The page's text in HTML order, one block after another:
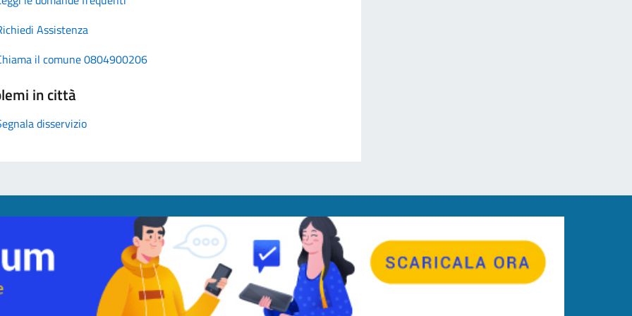
Assistenza
il comune 0804900206
in città
disservizio